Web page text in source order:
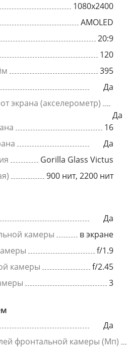
1080x2400
AMOLED
20:9
120
395
Да
экрана (акселерометр)
Да
16
Да
Gorilla Glass Victus
900 нит, 2200 нит
Да
камеры
в экране
f/1.9
камеры
f/2.45
3
Да
фронтальной камеры (Мп)